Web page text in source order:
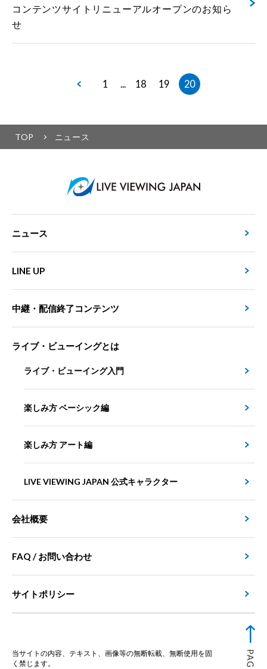
コンテンツサイトリニューアルオープンのお知ら
せ
1 ... 18 19 20
TOP ニュース
ニュース
LINE UP
中継・配信終了コンテンツ
ライブ・ビューイングとは
ライブ・ビューイング入門
楽しみ方 ベーシック編
楽しみ方 アート編
LIVE VIEWING JAPAN 公式キャラクター
会社概要
FAQ / お問い合わせ
サイトポリシー
当サイトの内容、テキスト、画像等の無断転載、無断使用を固
く禁じます。